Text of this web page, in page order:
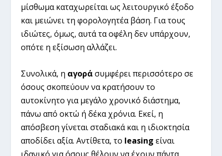
μίσθωμα καταχωρείται ως λειτουργικό έξοδο
και μειώνει τη φορολογητέα βάση. Για τους
ιδιώτες, όμως, αυτά τα οφέλη δεν υπάρχουν,
οπότε η εξίσωση αλλάζει.
Συνολικά, η αγοράσυμφέρει περισσότερο σε
όσους σκοπεύουν να κρατήσουν το
αυτοκίνητο για μεγάλο χρονικό διάστημα,
πάνω από οκτώ ή δέκα χρόνια. Εκεί, η
απόσβεση γίνεται σταδιακά και η ιδιοκτησία
αποδίδει αξία. Αντίθετα, το leasing είναι